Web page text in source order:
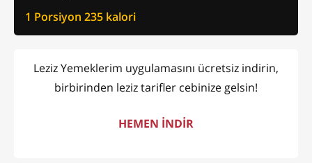
1 Porsiyon 235 kalori
Leziz Yemeklerim uygulamasını ücretsiz indirin,
birbirinden leziz tarifler cebinize gelsin!
HEMEN İNDİR